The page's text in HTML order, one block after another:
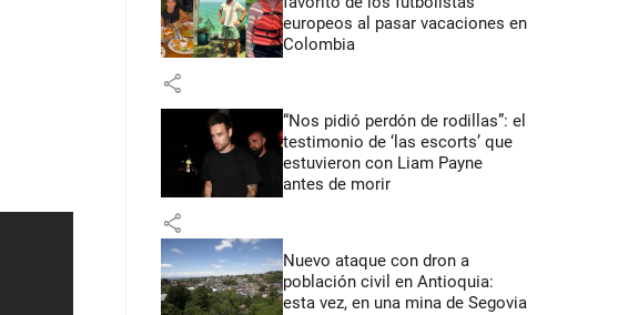
europeos al pasar vacaciones en
Colombia
share
“Nos pidió perdón de rodillas”: el
testimonio de ‘las escorts’ que
estuvieron con Liam Payne
antes de morir
share
Nuevo ataque con dron a
población civil en Antioquia:
esta vez, en una mina de Segovia